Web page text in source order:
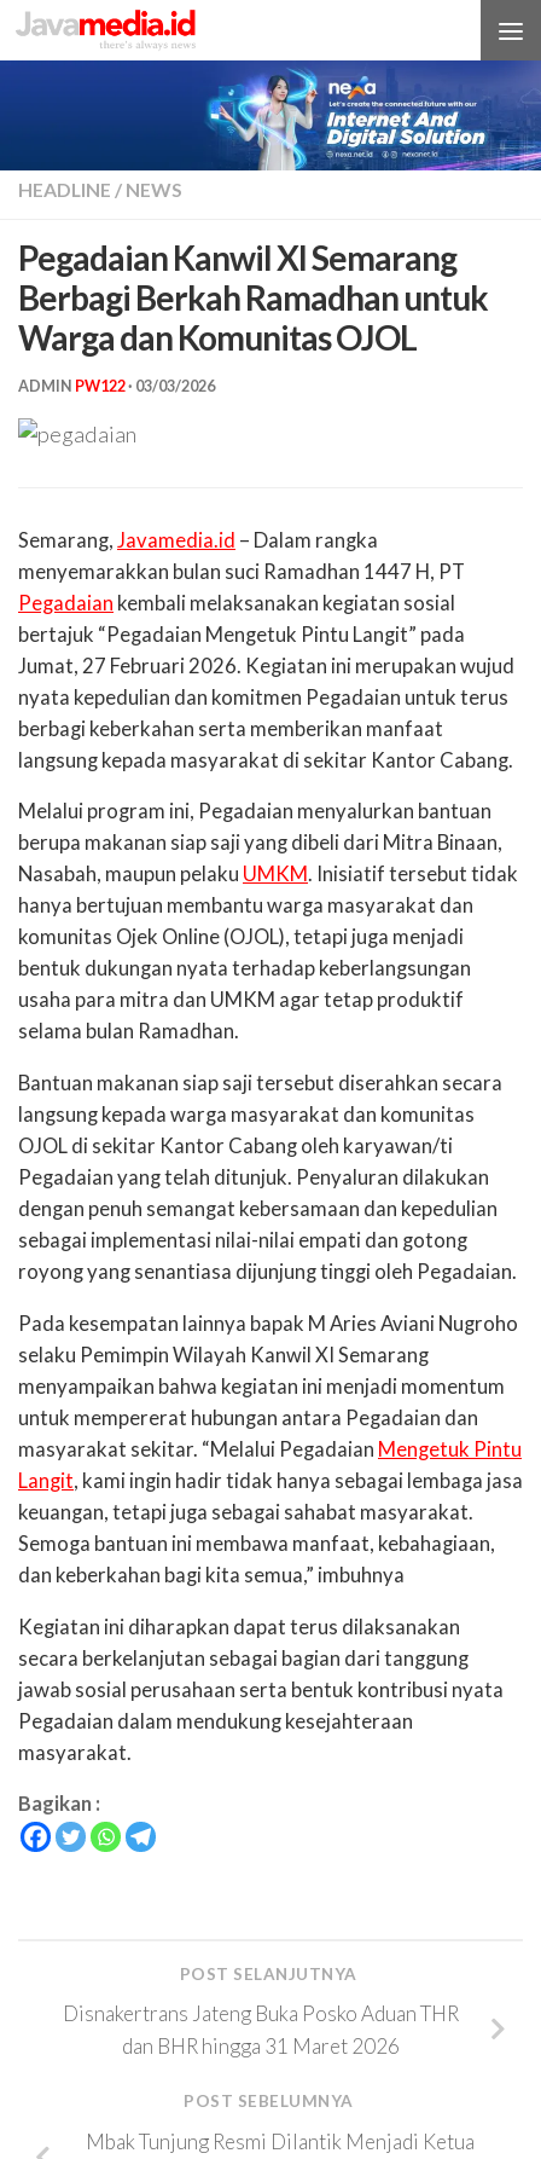
Skip to content
HEADLINE / NEWS
Pegadaian Kanwil XI Semarang
Berbagi Berkah Ramadhan untuk
Warga dan Komunitas OJOL
ADMIN PW122· 03/03/2026
Semarang, Javamedia.id – Dalam rangka
menyemarakkan bulan suci Ramadhan 1447 H, PT
Pegadaian kembali melaksanakan kegiatan sosial
bertajuk “Pegadaian Mengetuk Pintu Langit” pada
Jumat, 27 Februari 2026. Kegiatan ini merupakan wujud
nyata kepedulian dan komitmen Pegadaian untuk terus
berbagi keberkahan serta memberikan manfaat
langsung kepada masyarakat di sekitar Kantor Cabang.
Melalui program ini, Pegadaian menyalurkan bantuan
berupa makanan siap saji yang dibeli dari Mitra Binaan,
Nasabah, maupun pelaku UMKM. Inisiatif tersebut tidak
hanya bertujuan membantu warga masyarakat dan
komunitas Ojek Online (OJOL), tetapi juga menjadi
bentuk dukungan nyata terhadap keberlangsungan
usaha para mitra dan UMKM agar tetap produktif
selama bulan Ramadhan.
Bantuan makanan siap saji tersebut diserahkan secara
langsung kepada warga masyarakat dan komunitas
OJOL di sekitar Kantor Cabang oleh karyawan/ti
Pegadaian yang telah ditunjuk. Penyaluran dilakukan
dengan penuh semangat kebersamaan dan kepedulian
sebagai implementasi nilai-nilai empati dan gotong
royong yang senantiasa dijunjung tinggi oleh Pegadaian.
Pada kesempatan lainnya bapak M Aries Aviani Nugroho
selaku Pemimpin Wilayah Kanwil XI Semarang
menyampaikan bahwa kegiatan ini menjadi momentum
untuk mempererat hubungan antara Pegadaian dan
masyarakat sekitar. “Melalui Pegadaian Mengetuk Pintu
Langit, kami ingin hadir tidak hanya sebagai lembaga jasa
keuangan, tetapi juga sebagai sahabat masyarakat.
Semoga bantuan ini membawa manfaat, kebahagiaan,
dan keberkahan bagi kita semua,” imbuhnya
Kegiatan ini diharapkan dapat terus dilaksanakan
secara berkelanjutan sebagai bagian dari tanggung
jawab sosial perusahaan serta bentuk kontribusi nyata
Pegadaian dalam mendukung kesejahteraan
masyarakat.
Bagikan :
POST SELANJUTNYA
Disnakertrans Jateng Buka Posko Aduan THR
dan BHR hingga 31 Maret 2026
POST SEBELUMNYA
Mbak Tunjung Resmi Dilantik Menjadi Ketua